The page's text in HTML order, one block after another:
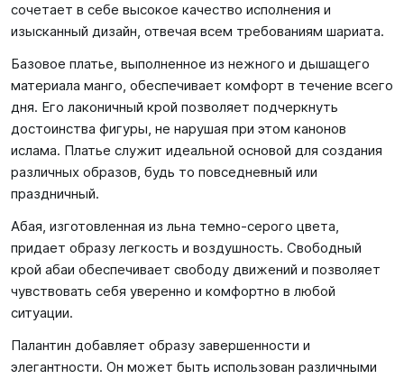
сочетает в себе высокое качество исполнения и
изысканный дизайн, отвечая всем требованиям шариата.
Базовое платье, выполненное из нежного и дышащего
материала манго, обеспечивает комфорт в течение всего
дня. Его лаконичный крой позволяет подчеркнуть
достоинства фигуры, не нарушая при этом канонов
ислама. Платье служит идеальной основой для создания
различных образов, будь то повседневный или
праздничный.
Абая, изготовленная из льна темно-серого цвета,
придает образу легкость и воздушность. Свободный
крой абаи обеспечивает свободу движений и позволяет
чувствовать себя уверенно и комфортно в любой
ситуации.
Палантин добавляет образу завершенности и
элегантности. Он может быть использован различными